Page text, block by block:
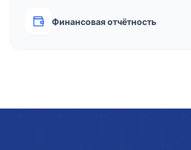
Финансовая отчётность